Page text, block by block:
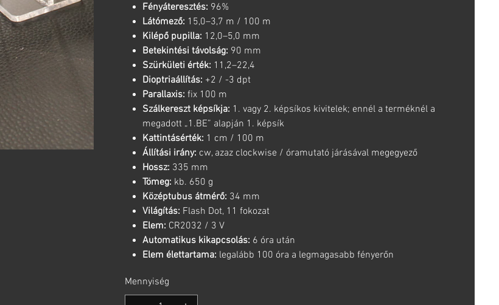
Fényáteresztés: 96%
Látómező: 15,0–3,7 m / 100 m
Kilépő pupilla: 12,0–5,0 mm
Betekintési távolság: 90 mm
Szürkületi érték: 11,2–22,4
Dioptriaállítás: +2 / -3 dpt
Parallaxis: fix 100 m
Szálkereszt képsíkja: 1. vagy 2. képsíkos kivitelek; ennél a terméknél a
megadott „1.BE” alapján 1. képsík
Kattintásérték: 1 cm / 100 m
Állítási irány: cw, azaz clockwise / óramutató járásával megegyező
Hossz: 335 mm
Tömeg: kb. 650 g
Középtubus átmérő: 34 mm
Világítás: Flash Dot, 11 fokozat
Elem: CR2032 / 3 V
Automatikus kikapcsolás: 6 óra után
Elem élettartama: legalább 100 óra a legmagasabb fényerőn
Mennyiség